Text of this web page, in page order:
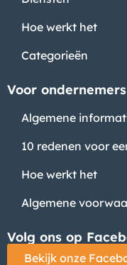
Hoe werkt het
Categorieën
Voor ondernemers
Algemene
10 redenen voor
Hoe werkt het
Algemene
Volg ons op
Bekijk onze